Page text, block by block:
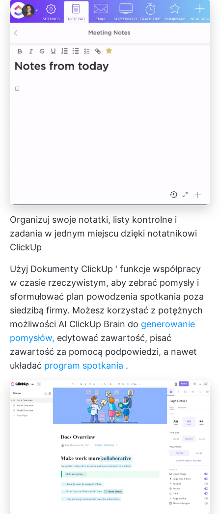
Organizuj swoje notatki, listy kontrolne i
zadania w jednym miejscu dzięki notatnikowi
ClickUp
Użyj Dokumenty ClickUp ' funkcje współpracy
w czasie rzeczywistym, aby zebrać pomysły i
sformułować plan powodzenia spotkania poza
siedzibą firmy. Możesz korzystać z potężnych
możliwości AI ClickUp Brain do generowanie
pomysłów, edytować zawartość, pisać
zawartość za pomocą podpowiedzi, a nawet
układać program spotkania .